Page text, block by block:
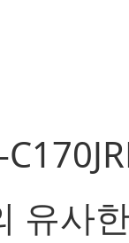
유사